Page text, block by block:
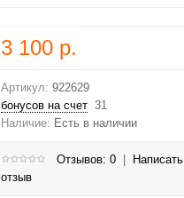
3 100 р.
Артикул: 922629
бонусов на счет 31
Наличие: Есть в наличии
Отзывов: 0
Написать
отзыв